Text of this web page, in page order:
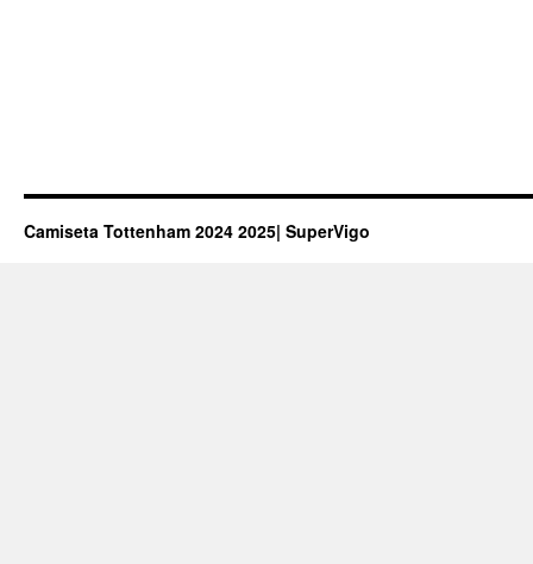
Camiseta Tottenham 2024 2025| SuperVigo